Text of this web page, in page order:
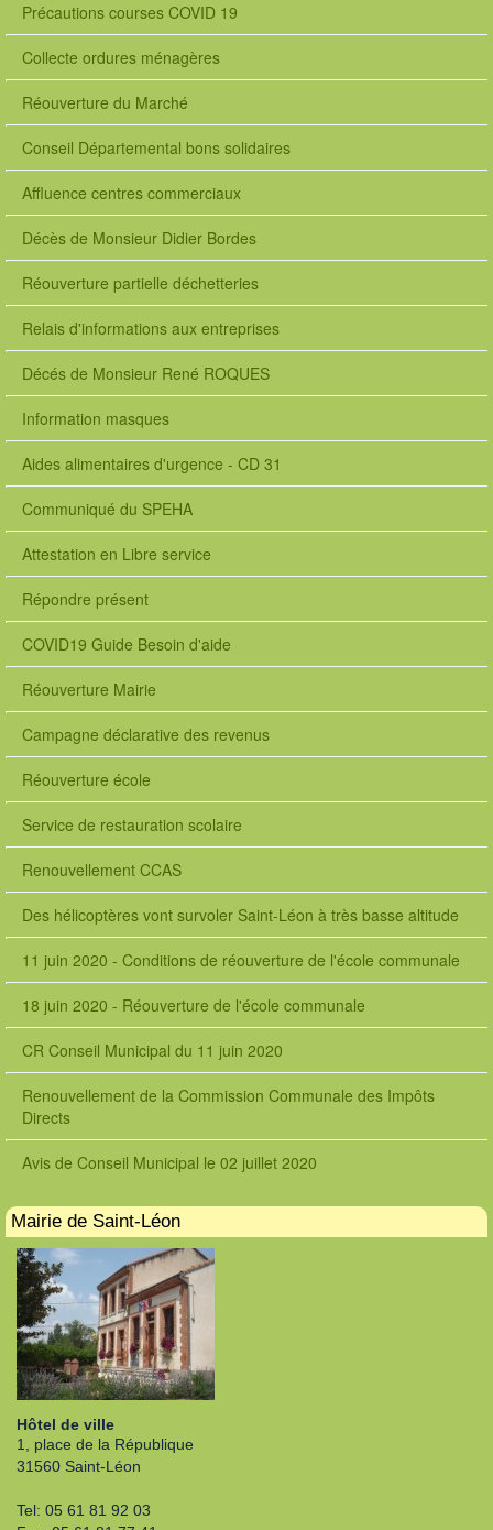
Précautions courses COVID 19
Collecte ordures ménagères
Réouverture du Marché
Conseil Départemental bons solidaires
Affluence centres commerciaux
Décès de Monsieur Didier Bordes
Réouverture partielle déchetteries
Relais d'informations aux entreprises
Décés de Monsieur René ROQUES
Information masques
Aides alimentaires d'urgence - CD 31
Communiqué du SPEHA
Attestation en Libre service
Répondre présent
COVID19 Guide Besoin d'aide
Réouverture Mairie
Campagne déclarative des revenus
Réouverture école
Service de restauration scolaire
Renouvellement CCAS
Des hélicoptères vont survoler Saint-Léon à très basse altitude
11 juin 2020 - Conditions de réouverture de l'école communale
18 juin 2020 - Réouverture de l'école communale
CR Conseil Municipal du 11 juin 2020
Renouvellement de la Commission Communale des Impôts
Directs
Avis de Conseil Municipal le 02 juillet 2020
Mairie de Saint-Léon
Hôtel de ville
1, place de la République
31560 Saint-Léon
Tel: 05 61 81 92 03